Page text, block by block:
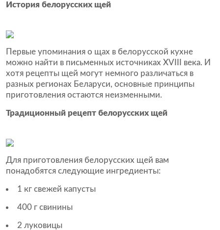
История белорусских щей
Первые упоминания о щах в белорусской кухне
можно найти в письменных источниках XVIII века. И
хотя рецепты щей могут немного различаться в
разных регионах Беларуси, основные принципы
приготовления остаются неизменными.
Традиционный рецепт белорусских щей
Для приготовления белорусских щей вам
понадобятся следующие ингредиенты:
1 кг свежей капусты
400 г свинины
2 луковицы